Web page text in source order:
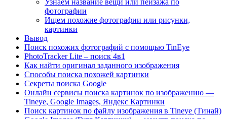
фотографии
Ищем похожие фотографии или рисунки,
картинки
Вывод
Поиск похожих фотографий с помощью TinEye
PhotoTracker Lite – поиск 4в1
Как найти оригинал заданного изображения
Способы поиска похожей картинки
Секреты поиска Google
Онлайн сервисы поиска картинок по изображению —
Tineye, Google Images, Яндекс Картинки
Поиск картинок по файлу изображения в Tineye (Тинай)